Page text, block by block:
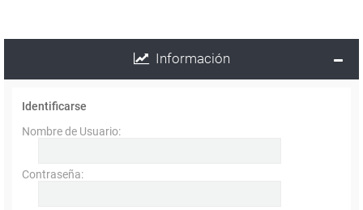
Información
Identificarse
Nombre de Usuario:
Contraseña: